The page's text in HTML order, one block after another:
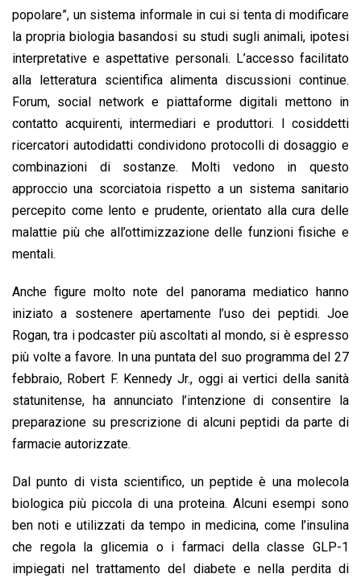
popolare”, un sistema informale in cui si tenta di modificare
la propria biologia basandosi su studi sugli animali, ipotesi
interpretative e aspettative personali. L’accesso facilitato
alla letteratura scientifica alimenta discussioni continue.
Forum, social network e piattaforme digitali mettono in
contatto acquirenti, intermediari e produttori. I cosiddetti
ricercatori autodidatti condividono protocolli di dosaggio e
combinazioni di sostanze. Molti vedono in questo
approccio una scorciatoia rispetto a un sistema sanitario
percepito come lento e prudente, orientato alla cura delle
malattie più che all’ottimizzazione delle funzioni fisiche e
mentali.
Anche figure molto note del panorama mediatico hanno
iniziato a sostenere apertamente l’uso dei peptidi. Joe
Rogan, tra i podcaster più ascoltati al mondo, si è espresso
più volte a favore. In una puntata del suo programma del 27
febbraio, Robert F. Kennedy Jr., oggi ai vertici della sanità
statunitense, ha annunciato l’intenzione di consentire la
preparazione su prescrizione di alcuni peptidi da parte di
farmacie autorizzate.
Dal punto di vista scientifico, un peptide è una molecola
biologica più piccola di una proteina. Alcuni esempi sono
ben noti e utilizzati da tempo in medicina, come l’insulina
che regola la glicemia o i farmaci della classe GLP-1
impiegati nel trattamento del diabete e nella perdita di